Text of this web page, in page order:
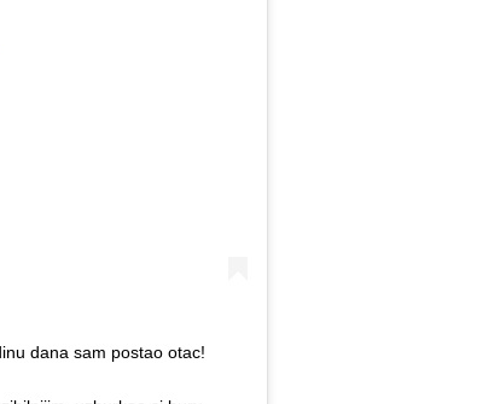
dana sam postao otac!